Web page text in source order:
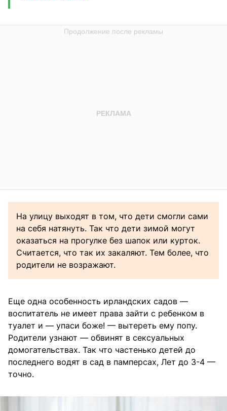
На улицу выходят в том, что дети смогли сами
на себя натянуть. Так что дети зимой могут
оказаться на прогулке без шапок или курток.
Считается, что так их закаляют. Тем более, что
родители не возражают.
Еще одна особенность ирландских садов —
воспитатель не имеет права зайти с ребенком в
туалет и — упаси боже! — вытереть ему попу.
Родители узнают — обвинят в сексуальных
домогательствах. Так что частенько детей до
последнего водят в сад в памперсах, Лет до 3-4 —
точно.